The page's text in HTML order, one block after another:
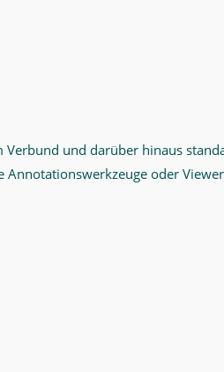
und darüber hinaus
oder